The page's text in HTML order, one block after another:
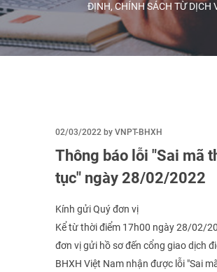
ĐỊNH, CHÍNH SÁCH TỪ DỊCH
02/03/2022 by VNPT-BHXH
Thông báo lỗi "Sai mã
tục" ngày 28/02/2022
Kính gửi Quý đơn vị
Kể từ thời điểm 17h00 ngày 28/02/
đơn vị gửi hồ sơ đến cổng giao dịch
BHXH Việt Nam nhận được lỗi "Sai